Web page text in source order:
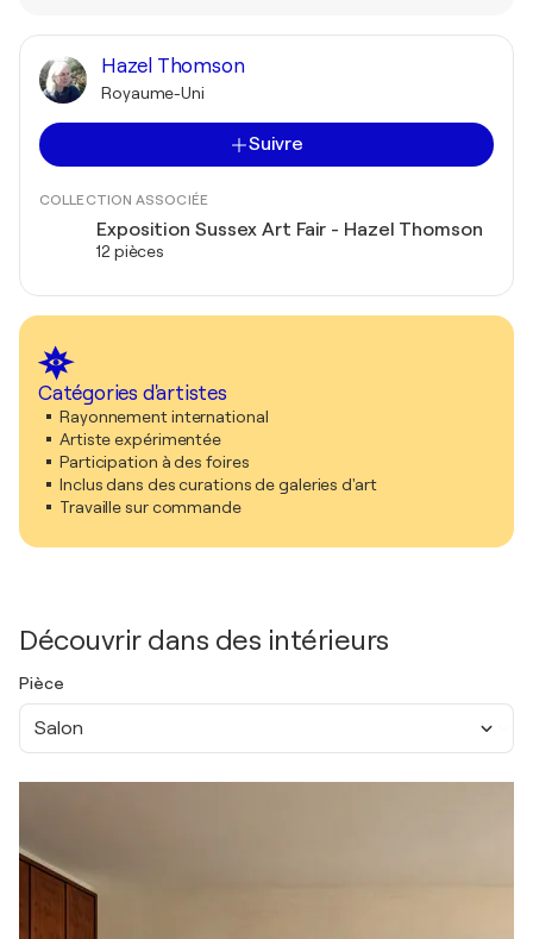
Hazel Thomson
Royaume-Uni
Suivre
COLLECTION ASSOCIÉE
Exposition Sussex Art Fair - Hazel Thomson
12 pièces
Catégories d'artistes
Rayonnement international
Artiste expérimentée
Participation à des foires
Inclus dans des curations de galeries d'art
Travaille sur commande
Découvrir dans des intérieurs
Pièce
Salon